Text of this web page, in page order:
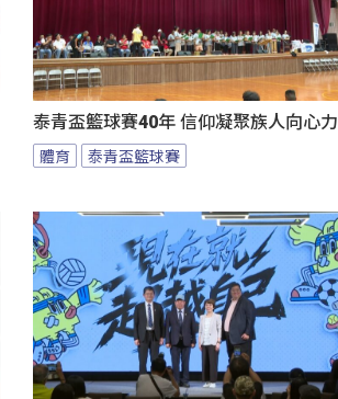
泰青盃籃球賽40年 信仰凝聚族人向心力
體育 泰青盃籃球賽